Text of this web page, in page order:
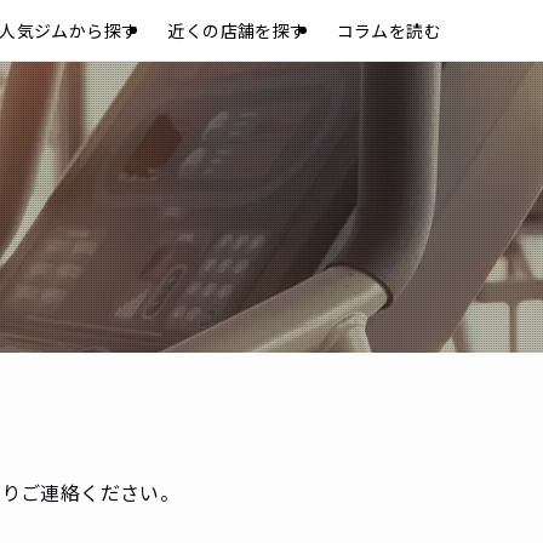
人気ジムから探す 近くの店舗を探す コラムを読む
ご連絡ください。